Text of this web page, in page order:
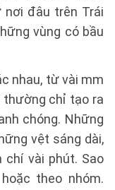
nơi đâu trên Trái
vùng có bầu
nhau, từ vài mm
thường chỉ tạo ra
chóng. Những
vệt sáng dài,
chí vài phút. Sao
theo nhóm.